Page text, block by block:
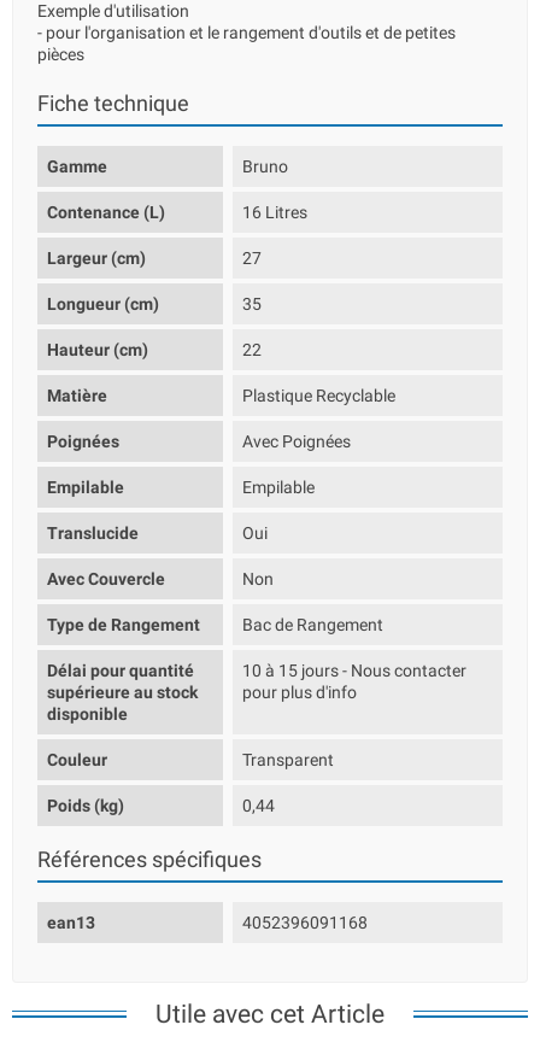
Exemple d'utilisation
- pour l'organisation et le rangement d'outils et de petites
pièces
Fiche technique
Gamme Bruno
Contenance (L) 16 Litres
Largeur (cm) 27
Longueur (cm) 35
Hauteur (cm) 22
Matière Plastique Recyclable
Poignées Avec Poignées
Empilable Empilable
Translucide Oui
Avec Couvercle Non
Type de Rangement Bac de Rangement
Délai pour quantité
supérieure au stock
disponible
10 à 15 jours - Nous contacter
pour plus d'info
Couleur Transparent
Poids (kg) 0,44
Références spécifiques
ean13 4052396091168
Utile avec cet Article